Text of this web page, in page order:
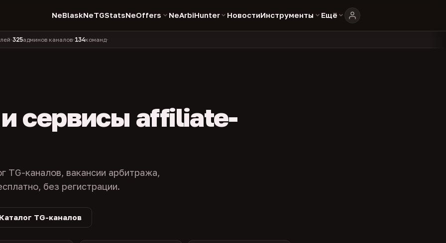
NeBlaskNeTGStatsNeOffers NeArbiHunter НовостиИнструменты Ещё
админов каналов•134команд• 11 990
сервисы affiliate-
TG-каналов, вакансии арбитража,
без регистрации.
TG-каналов